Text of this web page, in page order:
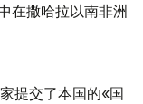
在撒哈拉以南非洲
提交了本国的«国